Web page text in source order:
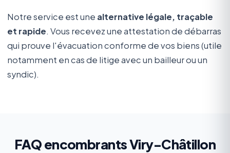
Notre service est une alternative légale, traçable
et rapide. Vous recevez une attestation de débarras
qui prouve l'évacuation conforme de vos biens (utile
notamment en cas de litige avec un bailleur ou un
syndic).
FAQ encombrants Viry-Châtillon